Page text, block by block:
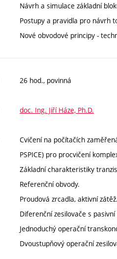
Návrh a simulace základní
Postupy a pravidla pro návrh
Nové obvodové principy -
26 hod., povinná
doc. Ing. Jiří Háze, Ph.D.
Cvičení na počítačích
PSPICE) pro procvičení
Základní charakteristiky
Referenční obvody.
Proudová zrcadla, aktivní zátěž.
Diferenční zesilovače s
Jednoduchý operační
Dvoustupňový operační